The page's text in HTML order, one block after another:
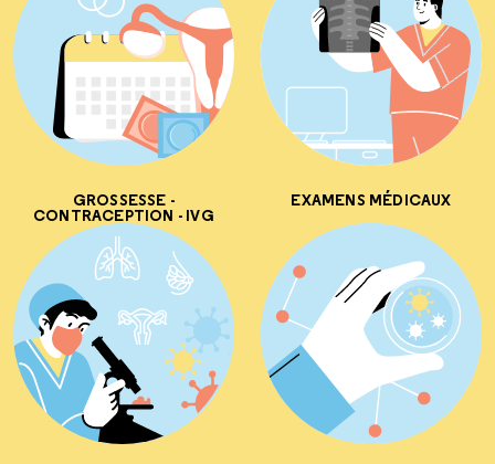
GROSSESSE -
CONTRACEPTION - IVG
EXAMENS MÉDICAUX